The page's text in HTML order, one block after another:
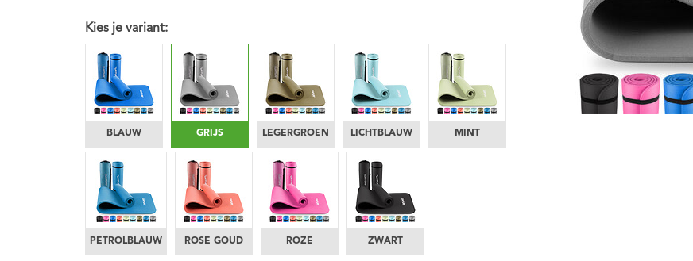
Kies je variant:
BLAUW GRIJS LEGERGROEN LICHTBLAUW MINT
PETROLBLAUW ROSE GOUD ROZE ZWART